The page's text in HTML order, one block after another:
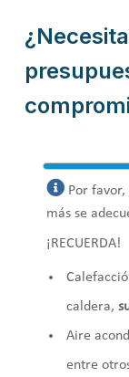
Por
más se
¡RECUERDA!
caldera,
Aire
entre